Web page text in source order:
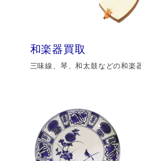
和楽器買取
三味線、琴、和太鼓などの和楽